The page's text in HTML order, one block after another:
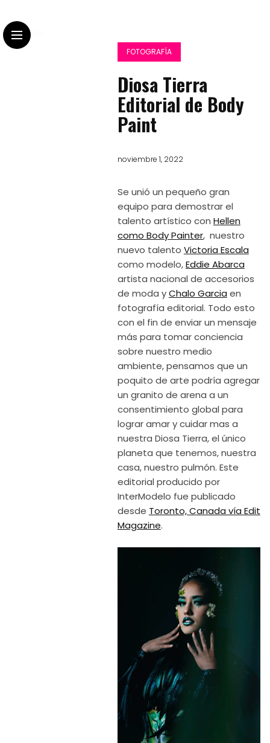
FOTOGRAFÍA
Diosa Tierra
Editorial de Body
Paint
noviembre 1, 2022
Se unió un pequeño gran
equipo para demostrar el
talento artístico con Hellen
como Body Painter, nuestro
nuevo talento Victoria Escala
como modelo,Eddie Abarca
artista nacional de accesorios
de moda yChalo Garcia en
fotografía editorial. Todo esto
con el fin de enviar un mensaje
más para tomar conciencia
sobre nuestro medio
ambiente, pensamos que un
poquito de arte podría agregar
un granito de arena a un
consentimiento global para
lograr amar y cuidar mas a
nuestra Diosa Tierra, el único
planeta que tenemos, nuestra
casa, nuestro pulmón. Este
editorial producido por
InterModelo fue publicado
desde Toronto, Canada vía Edit
Magazine.